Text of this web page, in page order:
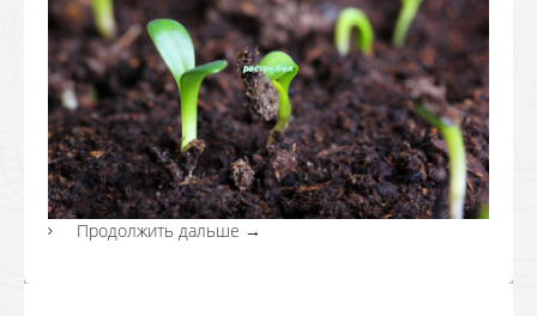
Продолжить дальше →